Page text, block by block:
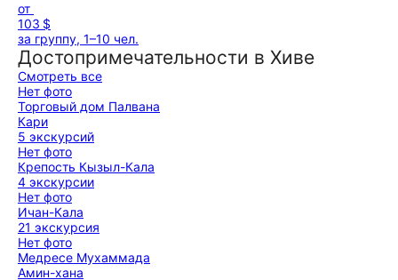
от
103 $
за группу, 1–10 чел.
Достопримечательности в Хиве
Смотреть все
Нет фото
Торговый дом Палвана
Кари
5 экскурсий
Нет фото
Крепость Кызыл-Кала
4 экскурсии
Нет фото
Ичан-Кала
21 экскурсия
Нет фото
Медресе Мухаммада
Амин-хана